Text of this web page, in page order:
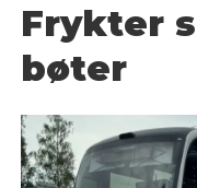
Frykter
bøter